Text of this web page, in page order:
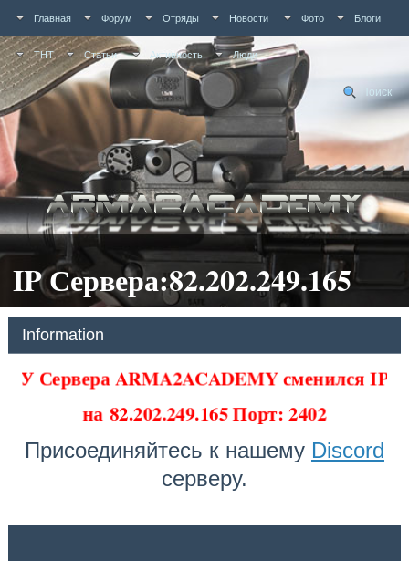
Главная Форум Отряды Новости Фото Блоги
ТНТ Статьи Активность Люди
Поиск
IP Сервера:82.202.249.165
Information
У Сервера ARMA2ACADEMY сменился IP
на 82.202.249.165 Порт: 2402
Присоединяйтесь к нашему Discord
серверу.